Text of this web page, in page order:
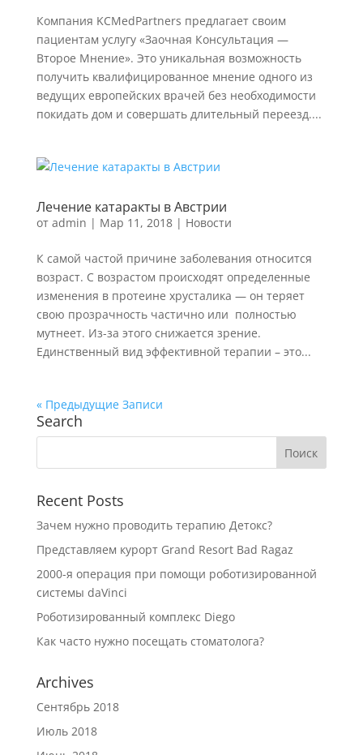
Компания KCMedPartners предлагает своим
пациентам услугу «Заочная Консультация —
Второе Мнение». Это уникальная возможность
получить квалифицированное мнение одного из
ведущих европейских врачей без необходимости
покидать дом и совершать длительный переезд....
Лечение катаракты в Австрии
от admin | Мар 11, 2018| Новости
К самой частой причине заболевания относится
возраст. С возрастом проиcходят определенные
изменения в протеине хрусталика — он теряет
свою прозрачность частично или полностью
мутнеет. Из-за этого снижается зрение.
Eдинственный вид эффективной терапии – это...
« Предыдущие Записи
Search
Recent Posts
Зачем нужно проводить терапию Детокс?
Представляем курорт Grand Resort Bad Ragaz
2000-я операция при помощи роботизированной
системы daVinci
Роботизированный комплекс Diego
Как часто нужно посещать стоматолога?
Archives
Сентябрь 2018
Июль 2018